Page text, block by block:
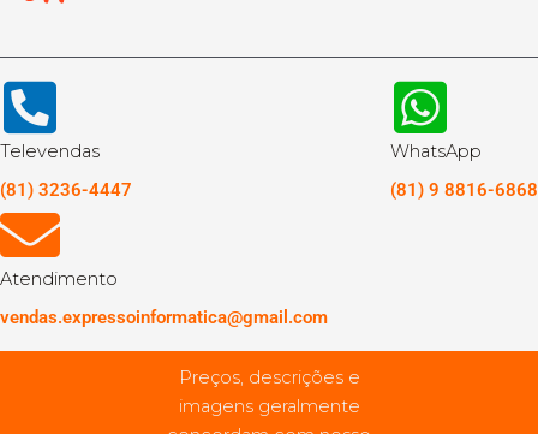
Televendas
(81) 3236-4447
WhatsApp
(81) 9 8816-6868
Atendimento
vendas.expressoinformatica@gmail.com
Preços, descrições e
imagens geralmente